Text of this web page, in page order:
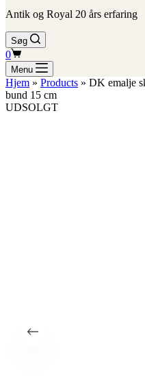
Antik og Royal 20 års erfaring
Søg
Indkøbskurv
0
Menu
Hjem » Products » DK emalje
bund 15 cm
UDSOLGT